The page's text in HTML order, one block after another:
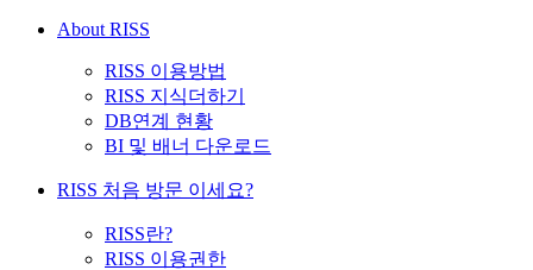
About RISS
RISS 이용방법
RISS 지식더하기
DB연계 현황
BI 및 배너 다운로드
RISS 처음 방문 이세요?
RISS란?
RISS 이용권한